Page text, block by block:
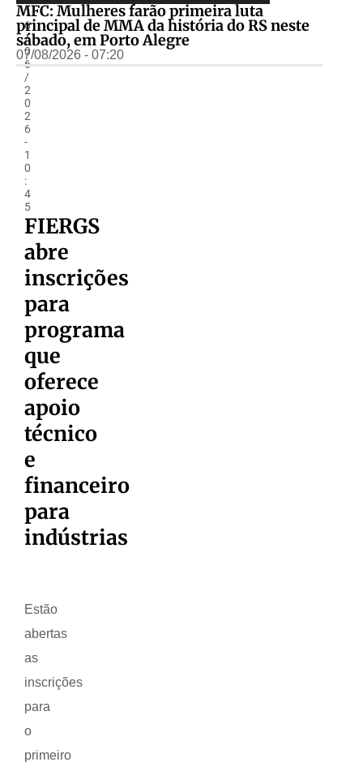
1
6
/
0
6
/
2
0
2
6
-
1
0
:
4
5
FIERGS
abre
inscrições
para
programa
que
oferece
apoio
técnico
e
financeiro
para
indústrias
Estão
abertas
as
inscrições
para
o
primeiro
MFC: Mulheres farão primeira luta
principal de MMA da história do RS neste
sábado, em Porto Alegre
07/08/2026 - 07:20